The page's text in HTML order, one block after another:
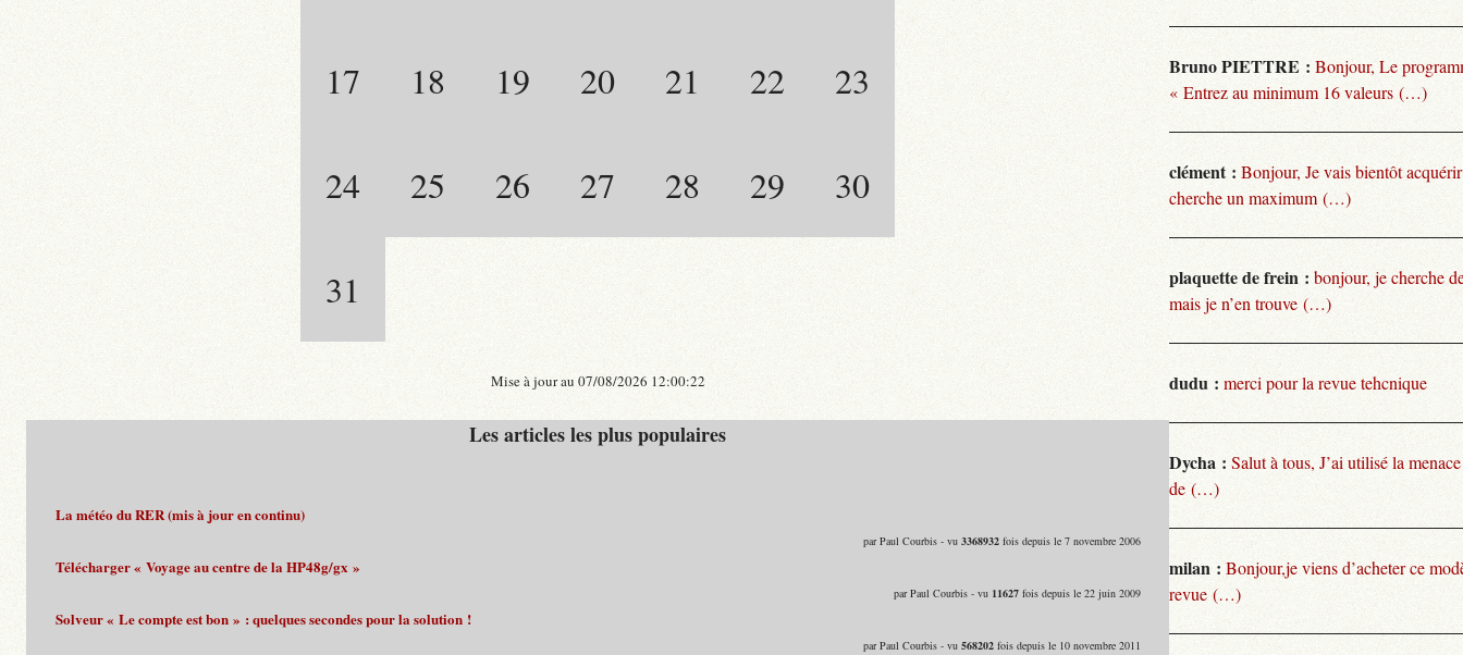
17 18 19 20 21 22 23
24 25 26 27 28 29 30
31
Mise à jour au 07/08/2026 12:00:22
Les articles les plus populaires
La météo du RER (mis à jour en continu)
par Paul Courbis - vu 3368932fois depuis le 7 novembre 2006
Télécharger « Voyage au centre de la HP48g/gx »
par Paul Courbis - vu 11627fois depuis le 22 juin 2009
Solveur « Le compte est bon » : quelques secondes pour la solution !
par Paul Courbis - vu 568202fois depuis le 10 novembre 2011
Bruno PIETTRE : Bonjour, Le
« Entrez au minimum 16 valeurs (…)
clément : Bonjour, Je vais bientôt
cherche un maximum (…)
plaquette de frein : bonjour, je cherche
mais je n’en trouve (…)
dudu : merci pour la revue tehcnique
Dycha : Salut à tous, J’ai utilisé la
de (…)
milan : Bonjour,je viens d’acheter ce
revue (…)